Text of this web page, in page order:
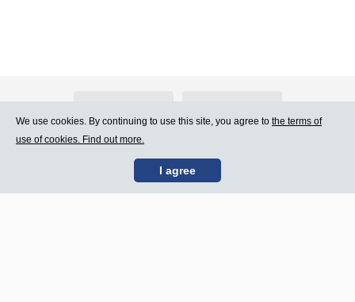
Contact Us Terms of Use
We use cookies. By continuing to use this site, you agree to the terms of
use of cookies. Find out more.
I agree